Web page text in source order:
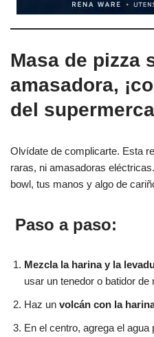
Masa de pizza
amasadora,
del
Olvídate de complicarte. Esta
raras, ni amasadoras
bowl, tus manos y algo de
‍ Paso a paso:
Mezcla la harina y la
usar un tenedor o batidor de
Haz un volcán con la
En el centro, agrega el